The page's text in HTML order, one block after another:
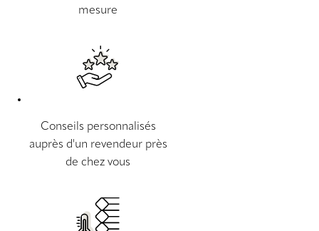
mesure
Conseils personnalisés
auprès d'un revendeur près
de chez vous